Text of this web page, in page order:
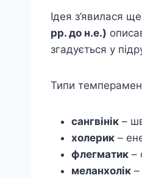
Ідея з’явилася
рр. до н.е.)
згадується у
Типи
сангвінік –
холерик –
флегматик –
меланхолік